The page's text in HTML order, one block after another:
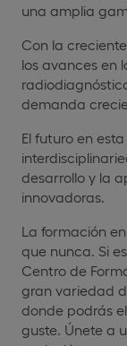
una amplia
Con la
los avances en
demanda
El futuro en
desarrollo y la
innovadoras.
La formación
que nunca. Si
Centro de
gran variedad
donde podrás
guste. Únete a